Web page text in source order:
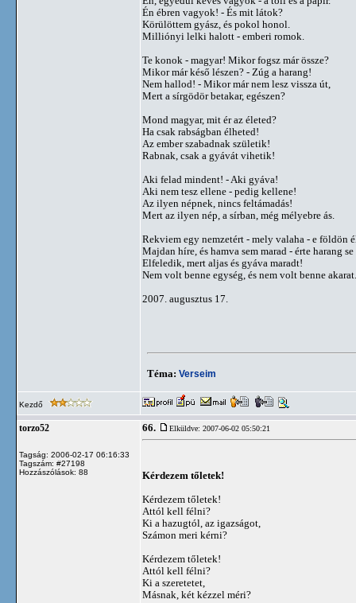
Én ébren vagyok! - És mit látok?
Körülöttem gyász, és pokol honol.
Milliónyi lelki halott - emberi romok.
Te konok - magyar! Mikor fogsz már össze?
Mikor már késő lészen? - Zúg a harang!
Nem hallod! - Mikor már nem lesz vissza út,
Mert a sírgödör betakar, egészen?
Mond magyar, mit ér az életed?
Ha csak rabságban élheted!
Az ember szabadnak születik!
Rabnak, csak a gyávát vihetik!
Aki felad mindent! - Aki gyáva!
Aki nem tesz ellene - pedig kellene!
Az ilyen népnek, nincs feltámadás!
Mert az ilyen nép, a sírban, még mélyebre ás.
Rekviem egy nemzetért - mely valaha - e földön
Majdan híre, és hamva sem marad - érte harang
Elfeledik, mert aljas és gyáva maradt!
Nem volt benne egység, és nem volt benne akarat.
2007. augusztus 17.
Téma: Verseim
Kezdő
torzo52
Tagság: 2006-02-17 06:16:33
Tagszám: #27198
Hozzászólások: 88
66. Elküldve: 2007-06-02 05:50:21
Kérdezem tőletek!
Kérdezem tőletek!
Attól kell félni?
Ki a hazugtól, az igazságot,
Számon meri kérni?
Kérdezem tőletek!
Attól kell félni?
Ki a szeretetet,
Másnak, két kézzel méri?